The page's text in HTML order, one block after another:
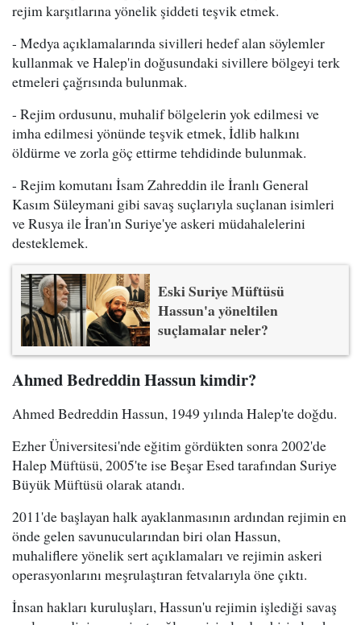
rejim karşıtlarına yönelik şiddeti teşvik etmek.
- Medya açıklamalarında sivilleri hedef alan söylemler
kullanmak ve Halep'in doğusundaki sivillere bölgeyi terk
etmeleri çağrısında bulunmak.
- Rejim ordusunu, muhalif bölgelerin yok edilmesi ve
imha edilmesi yönünde teşvik etmek, İdlib halkını
öldürme ve zorla göç ettirme tehdidinde bulunmak.
- Rejim komutanı İsam Zahreddin ile İranlı General
Kasım Süleymani gibi savaş suçlarıyla suçlanan isimleri
ve Rusya ile İran'ın Suriye'ye askeri müdahalelerini
desteklemek.
Eski Suriye Müftüsü
Hassun'a yöneltilen
suçlamalar neler?
Ahmed Bedreddin Hassun kimdir?
Ahmed Bedreddin Hassun, 1949 yılında Halep'te doğdu.
Ezher Üniversitesi'nde eğitim gördükten sonra 2002'de
Halep Müftüsü, 2005'te ise Beşar Esed tarafından Suriye
Büyük Müftüsü olarak atandı.
2011'de başlayan halk ayaklanmasının ardından rejimin en
önde gelen savunucularından biri olan Hassun,
muhaliflere yönelik sert açıklamaları ve rejimin askeri
operasyonlarını meşrulaştıran fetvalarıyla öne çıktı.
İnsan hakları kuruluşları, Hassun'u rejimin işlediği savaş